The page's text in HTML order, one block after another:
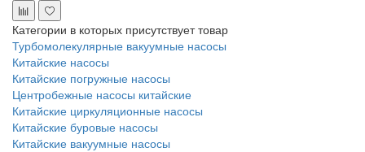
Категории в которых присутствует товар
Турбомолекулярные вакуумные насосы
Китайские насосы
Китайские погружные насосы
Центробежные насосы китайские
Китайские циркуляционные насосы
Китайские буровые насосы
Китайские вакуумные насосы